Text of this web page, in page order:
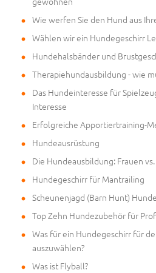
Wie werfen Sie den Hund aus
Wählen wir ein Hundegeschirr
Hundehalsbänder und
Therapiehundausbildung - wie
Das Hundeinteresse für
Interesse
Erfolgreiche Apportiertraining-
Hundeausrüstung
Die Hundeausbildung: Frauen
Hundegeschirr für Mantrailing
Scheunenjagd (Barn Hunt)
Top Zehn Hundezubehör für
Was für ein Hundegeschirr für
auszuwählen?
Was ist Flyball?